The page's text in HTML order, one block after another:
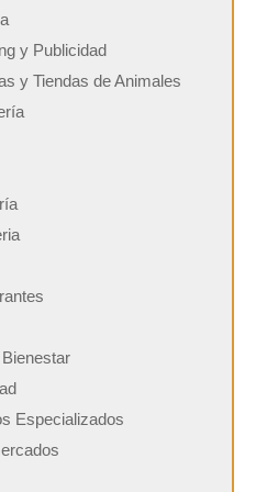
y Publicidad
y Tiendas de Animales
Especializados